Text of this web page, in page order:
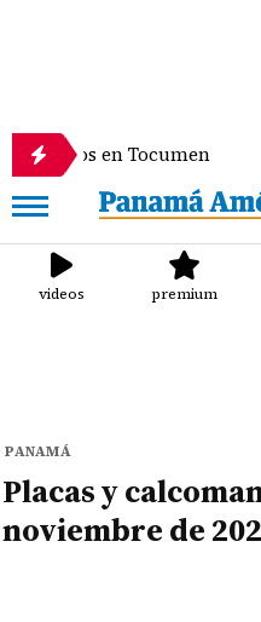
en Tocumen
videos premium
PANAMÁ
Placas y
noviembre de